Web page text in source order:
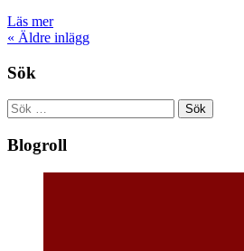
Läs mer
« Äldre inlägg
Sök
Sök
efter:
Blogroll